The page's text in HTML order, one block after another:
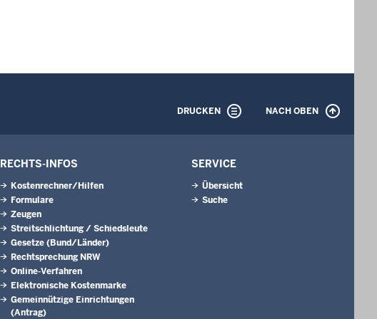
DRUCKEN NACH OBEN
RECHTS-INFOS
Kostenrechner/Hilfen
Formulare
Zeugen
Streitschlichtung / Schiedsleute
Gesetze (Bund/Länder)
Rechtsprechung NRW
Online-Verfahren
Elektronische Kostenmarke
Gemeinnützige Einrichtungen
(Antrag)
SERVICE
Übersicht
Suche